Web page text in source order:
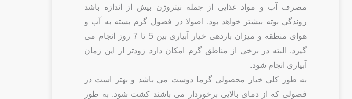
مصرف آب و مواد غذایی از جمله نیتروژن بیش از اندازه باشد
روندگی بوته بیشتر خواهد بود. اصولا در فصول گرم بسته به آب و
هوای منطقه و میزان باردهی خیار آبیاری بین 5 تا 7 روز انجام می
گیرد. البته در برخی از مناطق گرم امکان دارد زودتر از این زمان
آبیاری انجام شود.
به طور کلی خیار محصولی گرما دوست می باشد و بهتر است در
فصولی که از دمای بالایی برخوردار می باشند کشت شود. به طور